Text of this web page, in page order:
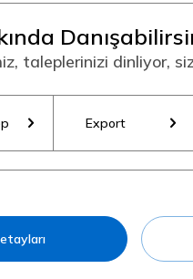
taleplerinizi dinliyor,
Export